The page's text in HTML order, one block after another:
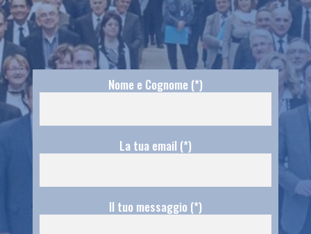
Nome e Cognome (*)
La tua email (*)
Il tuo messaggio (*)